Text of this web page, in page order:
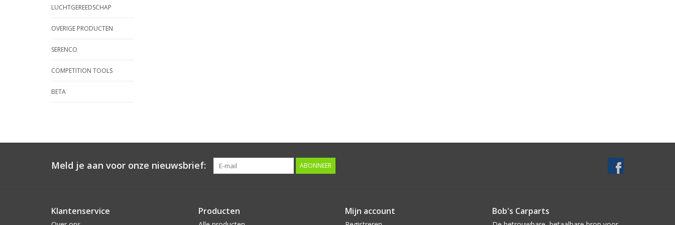
LUCHTGEREEDSCHAP
OVERIGE PRODUCTEN
SERENCO
COMPETITION TOOLS
BETA
Meld je aan voor onze nieuwsbrief: ABONNEER
Klantenservice Producten Mijn account Bob's Carparts